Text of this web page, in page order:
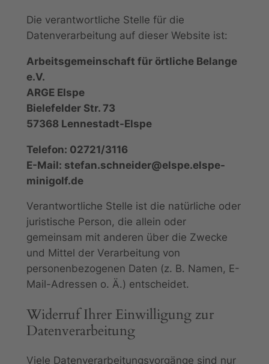
Die verantwortliche Stelle für die
Datenverarbeitung auf dieser Website ist:
Arbeitsgemeinschaft für örtliche Belange
e.V.
ARGE Elspe
Bielefelder Str. 73
57368 Lennestadt-Elspe
Telefon: 02721/3116
E-Mail: stefan.schneider@elspe.elspe-
minigolf.de
Verantwortliche Stelle ist die natürliche oder
juristische Person, die allein oder
gemeinsam mit anderen über die Zwecke
und Mittel der Verarbeitung von
personenbezogenen Daten (z. B. Namen, E-
Mail-Adressen o. Ä.) entscheidet.
Widerruf Ihrer Einwilligung zur
Datenverarbeitung
Viele Datenverarbeitungsvorgänge sind nur